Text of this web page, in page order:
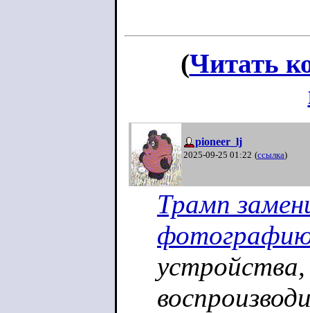
(Читать
pioneer_lj
2025-09-25 01:22 (ссылка)
Трамп